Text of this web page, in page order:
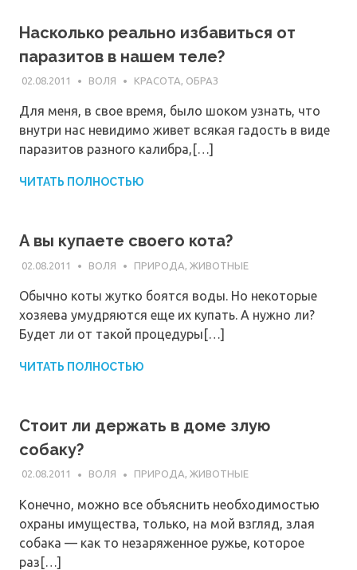
Насколько реально избавиться от
паразитов в нашем теле?
02.08.2011 ВОЛЯ КРАСОТА, ОБРАЗ
Для меня, в свое время, было шоком узнать, что
внутри нас невидимо живет всякая гадость в виде
паразитов разного калибра,[…]
ЧИТАТЬ ПОЛНОСТЬЮ
А вы купаете своего кота?
02.08.2011 ВОЛЯ ПРИРОДА, ЖИВОТНЫЕ
Обычно коты жутко боятся воды. Но некоторые
хозяева умудряются еще их купать. А нужно ли?
Будет ли от такой процедуры[…]
ЧИТАТЬ ПОЛНОСТЬЮ
Стоит ли держать в доме злую
собаку?
02.08.2011 ВОЛЯ ПРИРОДА, ЖИВОТНЫЕ
Конечно, можно все объяснить необходимостью
охраны имущества, только, на мой взгляд, злая
собака — как то незаряженное ружье, которое
раз[…]